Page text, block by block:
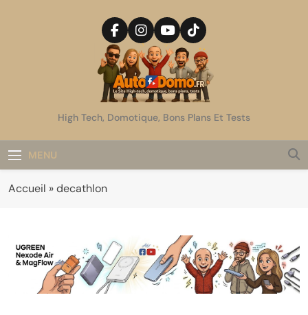
AutoDomo
High Tech, Domotique, Bons Plans Et Tests
MENU
Accueil »decathlon